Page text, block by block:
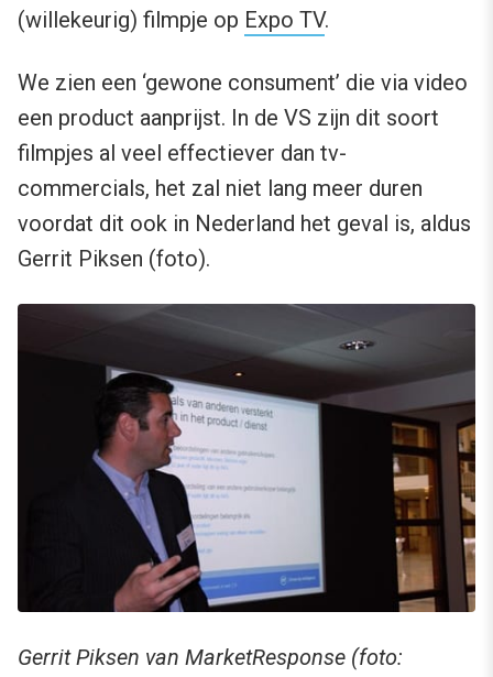
(willekeurig) filmpje op Expo TV.
We zien een ‘gewone consument’ die via video
een product aanprijst. In de VS zijn dit soort
filmpjes al veel effectiever dan tv-
commercials, het zal niet lang meer duren
voordat dit ook in Nederland het geval is, aldus
Gerrit Piksen (foto).
Gerrit Piksen van MarketResponse (foto: